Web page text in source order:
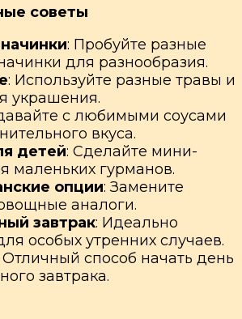
советы
: Пробуйте разные
для разнообразия.
: Используйте разные травы и
украшения.
с любимыми соусами
вкуса.
детей: Сделайте мини-
маленьких гурманов.
опции: Замените
аналоги.
завтрак: Идеально
особых утренних случаев.
Отличный способ начать день
завтрака.